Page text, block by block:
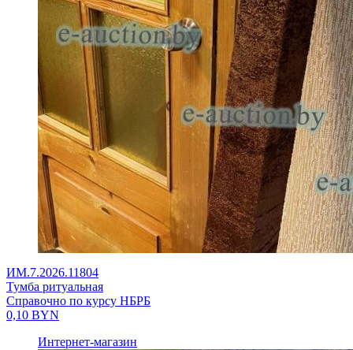
ИМ.7.2026.11804
Тумба ритуальная
Справочно по курсу НБРБ
0,10 BYN
Интернет-магазин